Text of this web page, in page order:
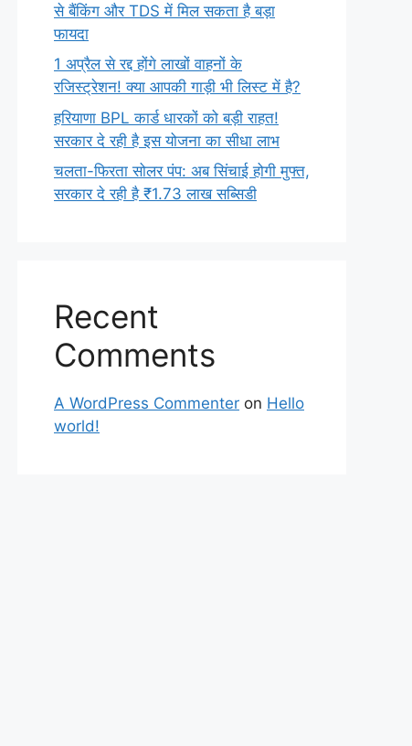
से बैंकिंग और TDS में मिल सकता है बड़ा
फायदा
1 अप्रैल से रद्द होंगे लाखों वाहनों के
रजिस्ट्रेशन! क्या आपकी गाड़ी भी लिस्ट में है?
हरियाणा BPL कार्ड धारकों को बड़ी राहत!
सरकार दे रही है इस योजना का सीधा लाभ
चलता-फिरता सोलर पंप: अब सिंचाई होगी मुफ्त,
सरकार दे रही है ₹1.73 लाख सब्सिडी
Recent
Comments
A WordPress Commenter on Hello
world!